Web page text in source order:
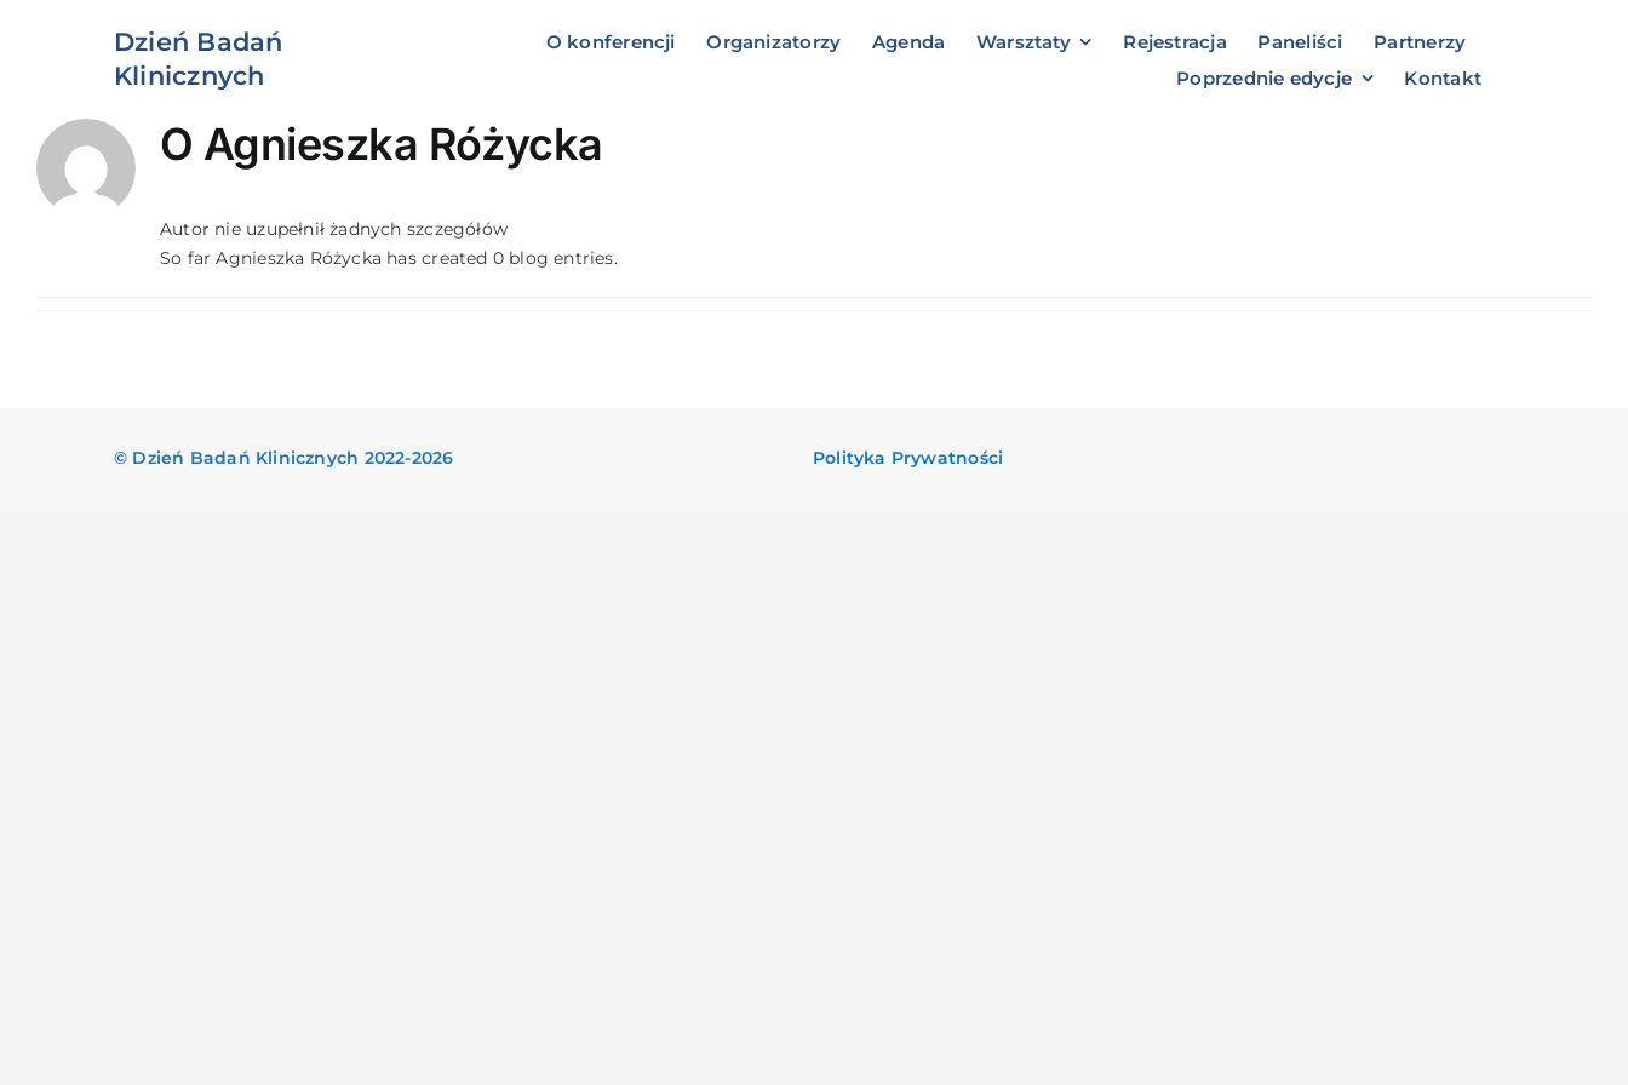
Dzień Badań
Klinicznych
O konferencji Organizatorzy Agenda Warsztaty Rejestracja Paneliści
Partnerzy
Poprzednie edycje
Kontakt
O Agnieszka Różycka
Autor nie uzupełnił żadnych szczegółów
So far Agnieszka Różycka has created 0 blog entries.
© Dzień Badań Klinicznych 2022-2026 Polityka Prywatności